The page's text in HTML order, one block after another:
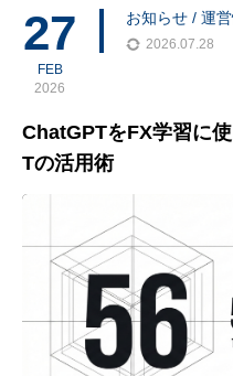
たちは、少し違うところを見
「どう
27
FEB
2026
お知らせ / 運
2026.07.28
ChatGPTをFX学習に
Tの活用術